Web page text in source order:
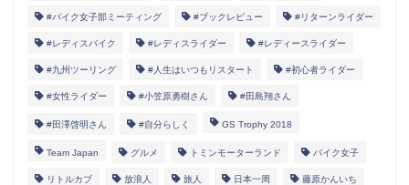
#バイク女子部ミーティング #ブックレビュー #リターンライダー
#レディスバイク #レディスライダー #レディースライダー
#九州ツーリング #人生はいつもリスタート #初心者ライダー
#女性ライダー #小笠原勇樹さん #田島翔さん
#田澤啓明さん #自分らしく GS Trophy 2018
Team Japan グルメ トミンモーターランド バイク女子
リトルカブ 放浪人 旅人 日本一周 藤原かんいち
女性ライダー